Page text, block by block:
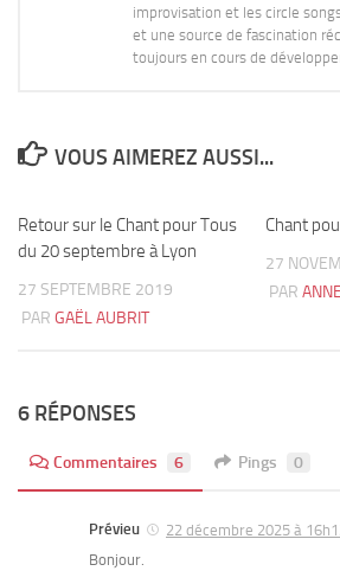
improvisation et les circle
et une source de fascination
toujours en cours de
VOUS AIMEREZ AUSSI...
Retour sur le Chant pour Tous
du 20 septembre à Lyon
27 SEPTEMBRE 2019
PAR GAËL AUBRIT
Chant
27
PAR
6 RÉPONSES
Commentaires 6 Pings 0
Prévieu
22 décembre 2025 à
Bonjour.